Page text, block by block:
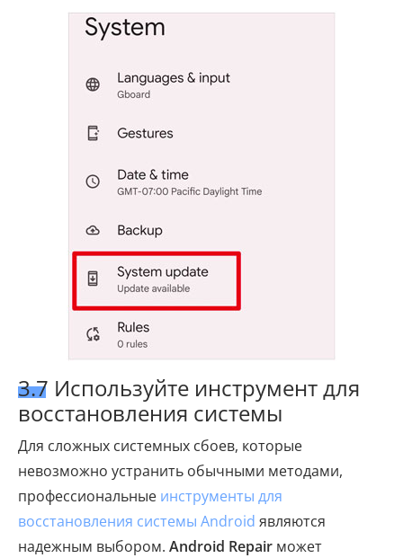
3.7 Используйте инструмент для
восстановления системы
Для сложных системных сбоев, которые
невозможно устранить обычными методами,
профессиональные инструменты для
восстановления системы Android являются
надежным выбором. Android Repair может